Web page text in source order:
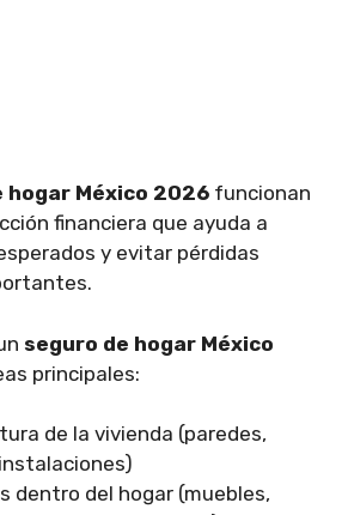
hogar México 2026 funcionan
financiera que ayuda a
y evitar pérdidas
seguro de hogar México
principales:
de la vivienda (paredes,
dentro del hogar (muebles,